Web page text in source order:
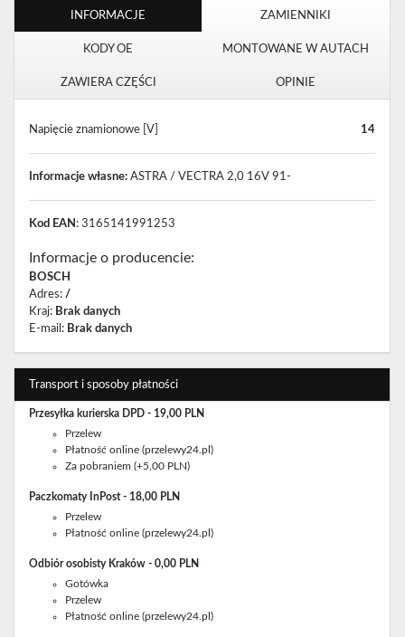
INFORMACJE ZAMIENNIKI
KODY OE MONTOWANE W AUTACH
ZAWIERA CZĘŚCI OPINIE
Napięcie znamionowe [V] 14
Informacje własne: ASTRA / VECTRA 2,0 16V 91-
Kod EAN : 3165141991253
Informacje o producencie:
BOSCH
Adres: /
Kraj: Brak danych
E-mail : Brak danych
Transport i sposoby płatności
Przesyłka kurierska DPD - 19,00 PLN
Przelew
Płatność online (przelewy24.pl)
Za pobraniem (+5,00 PLN)
Paczkomaty InPost - 18,00 PLN
Przelew
Płatność online (przelewy24.pl)
Odbiór osobisty Kraków - 0,00 PLN
Gotówka
Przelew
Płatność online (przelewy24.pl)